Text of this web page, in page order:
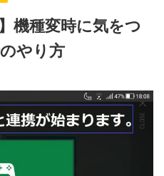
機種変時に気をつ
やり方